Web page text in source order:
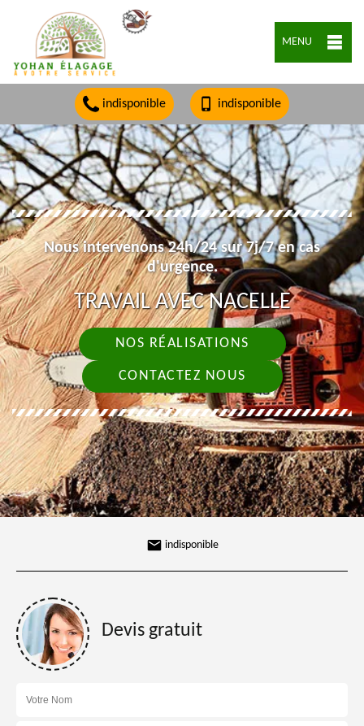
MENU
indisponible indisponible
Nous intervenons 24h/24 sur 7j/7 en cas
d'urgence.
TRAVAIL AVEC NACELLE
NOS RÉALISATIONS
CONTACTEZ NOUS
indisponible
Devis gratuit